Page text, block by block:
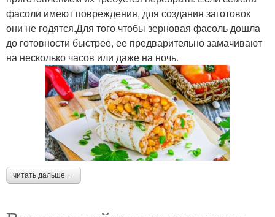
фасоли имеют повреждения, для создания заготовок
они не годятся.Для того чтобы зерновая фасоль дошла
до готовности быстрее, ее предварительно замачивают
на несколько часов или даже на ночь.
читать дальше →